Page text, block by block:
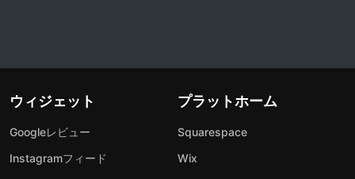
ウィジェット
Googleレビュー
Instagramフィード
プラットホーム
Squarespace
Wix